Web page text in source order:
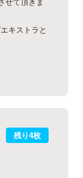
キストラと
残り4枚